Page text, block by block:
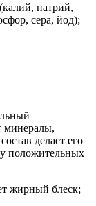
натрий,
сера, йод);
минералы,
делает его
положительных
жирный блеск;